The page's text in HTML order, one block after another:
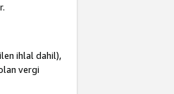
ihlal dahil),
vergi